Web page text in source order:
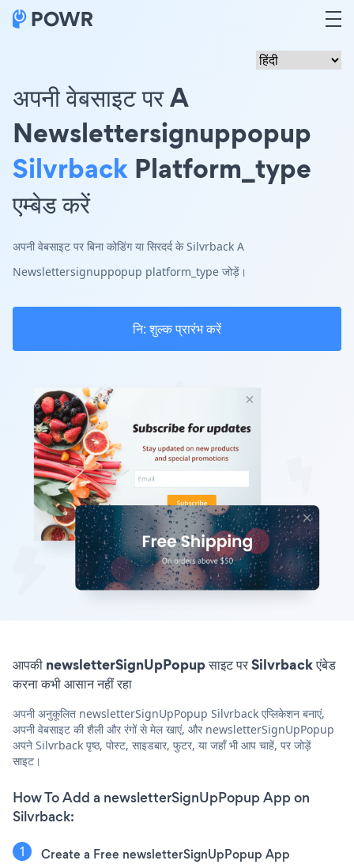
अपनी वेबसाइट पर A
Newslettersignuppopup
Silvrback Platform_type
एम्बेड करें
अपनी वेबसाइट पर बिना कोडिंग या सिरदर्द के Silvrback A
Newslettersignuppopup platform_type जोड़ें।
नि: शुल्क प्रारंभ करें
आपकी newsletterSignUpPopup साइट पर Silvrback एंबेड
करना कभी आसान नहीं रहा
अपनी अनुकूलित newsletterSignUpPopup Silvrback एप्लिकेशन बनाएं,
अपनी वेबसाइट की शैली और रंगों से मेल खाएं, और newsletterSignUpPopup
अपने Silvrback पृष्ठ, पोस्ट, साइडबार, फुटर, या जहाँ भी आप चाहें, पर जोड़ें
साइट।
How To Add a newsletterSignUpPopup App on
Silvrback:
Create a Free newsletterSignUpPopup App